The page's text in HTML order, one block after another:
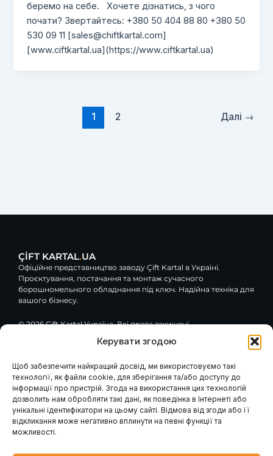
Керувати згодою
Щоб забезпечити найкращий досвід, ми використовуємо такі
технології, як файли cookie, для зберігання та/або доступу до
інформації про пристрій. Згода на використання цих технологій
дозволить нам обробляти такі дані, як поведінка в Інтернеті або
унікальні ідентифікатори на цьому сайті. Відмова від згоди або її
відкликання може негативно вплинути на певні функції та
можливості.
беремо на себе. Хочете дізнатись, з чого
почати? Звертайтесь: +380 50 404 88 80 +380 50
530 09 11 [sales@chiftkartal.com]
[www.ciftkartal.ua](https://www.ciftkartal.ua)
1 2 Далі →
ÇİFT KARTAL.UA
Офіційне представництво заводу Çift Kartal в Україні.
Проєктування, постачання та монтаж сучасного
борошномельного обладнання під ключ. Надійна техніка для
вашого бізнесу.
© 2026 Çift Kartal Україна. Всі права захищені.
c
e
b
o
o
k
-
f
u
t
u
b
e
o
g
l
e
Навігація
Каталог обладнання
Про компанію
Наші проєкти
Контакти
Головна
Клієнтам / Послуги
Гарантія та сервіс
Модернізація вашого
млина
Консультація інженера
Проєктування млинів